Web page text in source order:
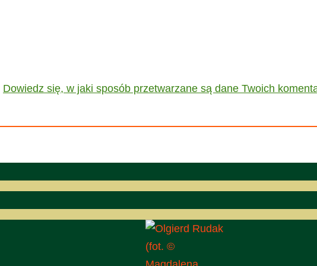
Dowiedz się, w jaki sposób przetwarzane są dane Twoich
(fot. ©